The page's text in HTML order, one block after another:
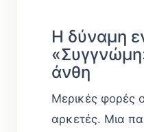
Η δύναμη
άνθη
Μερικές φορές
αρκετές. Μια